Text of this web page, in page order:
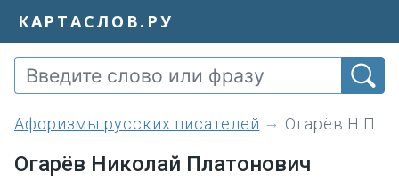
КАРТАСЛОВ.РУ
Афоризмы русских писателей Огарёв Н.П.
Огарёв Николай Платонович